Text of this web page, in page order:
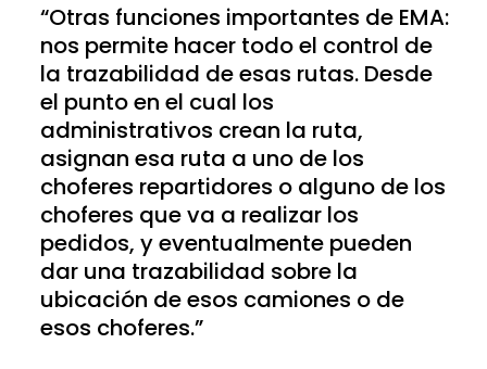
“Otras funciones importantes de EMA:
nos permite hacer todo el control de
la trazabilidad de esas rutas. Desde
el punto en el cual los
administrativos crean la ruta,
asignan esa ruta a uno de los
choferes repartidores o alguno de los
choferes que va a realizar los
pedidos, y eventualmente pueden
dar una trazabilidad sobre la
ubicación de esos camiones o de
esos choferes.”